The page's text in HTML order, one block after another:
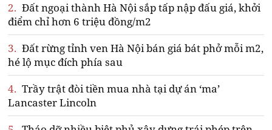
2. Đất ngoại thành Hà Nội sắp tấp nập đấu giá, khởi
điểm chỉ hơn 6 triệu đồng/m2
3. Đất rừng tỉnh ven Hà Nội bán giá bát phở mỗi m2,
hé lộ mục đích phía sau
4. Trầy trật đòi tiền mua nhà tại dự án ‘ma’
Lancaster Lincoln